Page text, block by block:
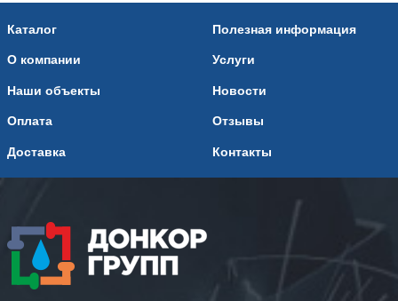
Каталог
О компании
Наши объекты
Оплата
Доставка
Полезная информация
Услуги
Новости
Отзывы
Контакты